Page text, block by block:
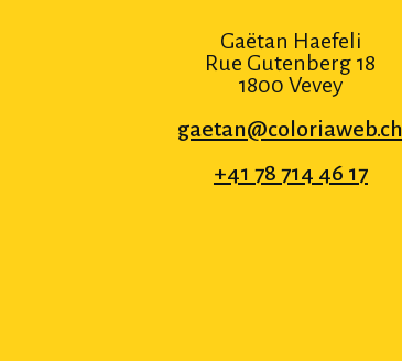
Gaëtan Haefeli
Rue Gutenberg 18
1800 Vevey
gaetan@coloriaweb.ch
+41 78 714 46 17